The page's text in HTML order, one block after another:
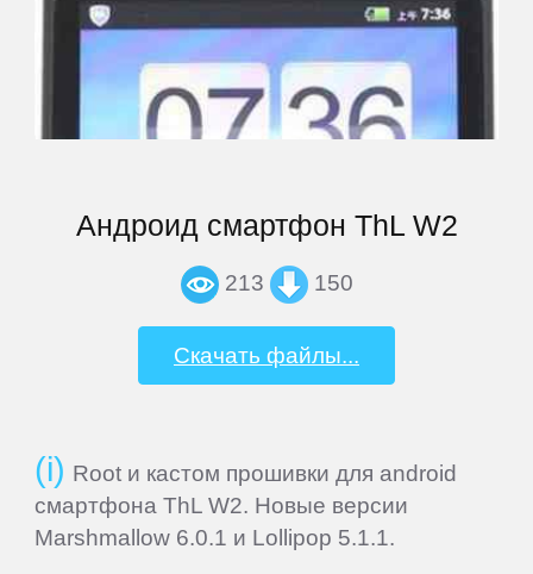
Андроид смартфон ThL W2
213 150
Скачать файлы...
Root и кастом прошивки для android
смартфона ThL W2. Новые версии
Marshmallow 6.0.1 и Lollipop 5.1.1.
Samsung
ThL
Ulefone